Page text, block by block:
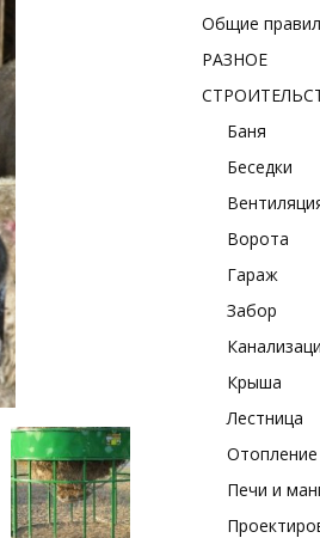
Общие
РАЗНОЕ
Баня
Беседки
Ворота
Гараж
Забор
Крыша
Лестница
Отопление
Печи и